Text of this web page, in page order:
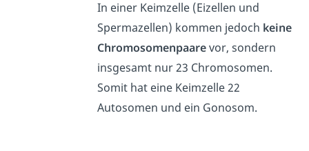
In einer Keimzelle (Eizellen und
Spermazellen) kommen jedoch keine
Chromosomenpaarevor, sondern
insgesamt nur 23 Chromosomen.
Somit hat eine Keimzelle 22
Autosomen und ein Gonosom.